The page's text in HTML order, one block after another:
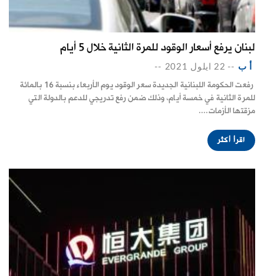
لبنان يرفع أسعار الوقود للمرة الثانية خلال 5 أيام
أ ب -- 22 ايلول 2021 --
رفعت الحكومة اللبنانية الجديدة سعر الوقود يوم الأربعاء بنسبة 16 بالمائة
للمرة الثانية في خمسة أيام، وذلك ضمن رفع تدريجي للدعم بالدولة التي
مزقتها الأزمات....
اقرأ أكثر